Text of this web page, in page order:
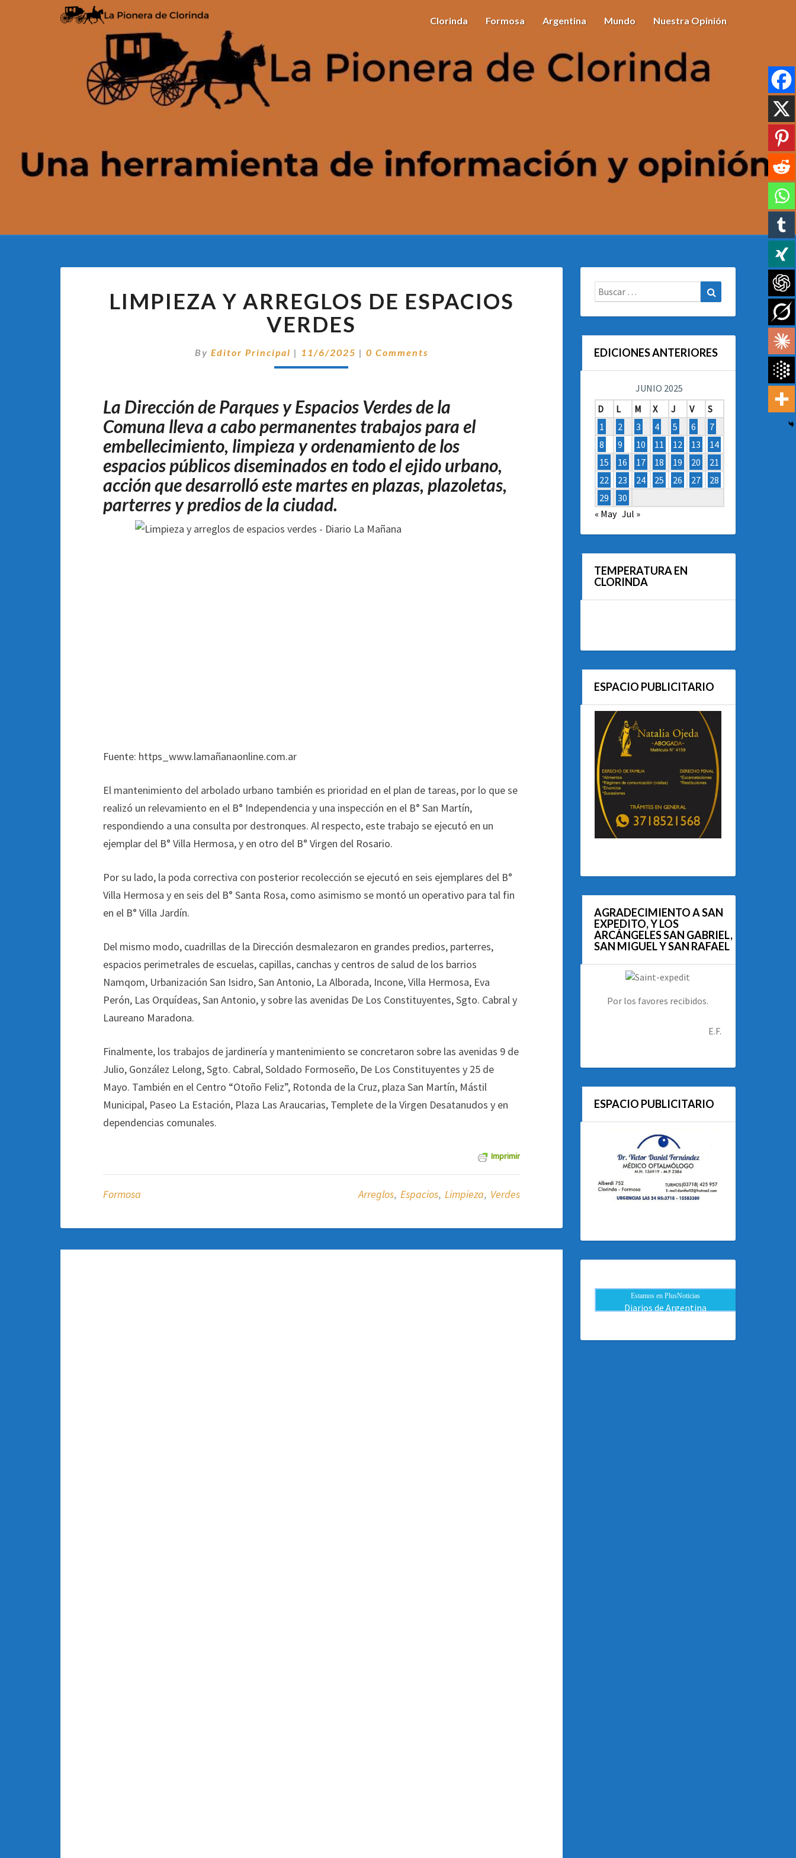
Clorinda Formosa Argentina Mundo Nuestra Opinión
Y
ARREGLOS
DE
VERDES
LIMPIEZA Y ARREGLOS DE ESPACIOS
VERDES
By Editor Principal | 11/6/2025 | Comentarios
0 Comments
La Dirección de Parques y Espacios Verdes de la
Comuna lleva a cabo permanentes trabajos para el
embellecimiento, limpieza y ordenamiento de los
espacios públicos diseminados en todo el ejido urbano,
acción que desarrolló este martes en plazas, plazoletas,
parterres y predios de la ciudad.
Fuente: https_www.lamañanaonline.com.ar
El mantenimiento del arbolado urbano también es prioridad en el plan de tareas, por lo que se
realizó un relevamiento en el B° Independencia y una inspección en el B° San Martín,
respondiendo a una consulta por destronques. Al respecto, este trabajo se ejecutó en un
ejemplar del B° Villa Hermosa, y en otro del B° Virgen del Rosario.
Por su lado, la poda correctiva con posterior recolección se ejecutó en seis ejemplares del B°
Villa Hermosa y en seis del B° Santa Rosa, como asimismo se montó un operativo para tal fin
en el B° Villa Jardín.
Del mismo modo, cuadrillas de la Dirección desmalezaron en grandes predios, parterres,
espacios perimetrales de escuelas, capillas, canchas y centros de salud de los barrios
Namqom, Urbanización San Isidro, San Antonio, La Alborada, Incone, Villa Hermosa, Eva
Perón, Las Orquídeas, San Antonio, y sobre las avenidas De Los Constituyentes, Sgto. Cabral y
Laureano Maradona.
Finalmente, los trabajos de jardinería y mantenimiento se concretaron sobre las avenidas 9 de
Julio, González Lelong, Sgto. Cabral, Soldado Formoseño, De Los Constituyentes y 25 de
Mayo. También en el Centro “Otoño Feliz”, Rotonda de la Cruz, plaza San Martín, Mástil
Municipal, Paseo La Estación, Plaza Las Araucarias, Templete de la Virgen Desatanudos y en
dependencias comunales.
Imprimir
Formosa Arreglos, Espacios, Limpieza, Verdes
Buscar:
EDICIONES ANTERIORES
JUNIO 2025
D
L M X J V
S
1
2 3 4 5 6
7
8
9 10 11 12 13
14
15
16 17 18 19 20
21
22
23 24 25 26 27
28
29
30
« May Jul »
TEMPERATURA EN
CLORINDA
ESPACIO PUBLICITARIO
AGRADECIMIENTO A SAN
EXPEDITO, Y LOS
ARCÁNGELES SAN GABRIEL,
SAN MIGUEL Y SAN RAFAEL
Por los favores recibidos.
E.F.
ESPACIO PUBLICITARIO
Estamos en PlusNoticias
Diarios de Argentina